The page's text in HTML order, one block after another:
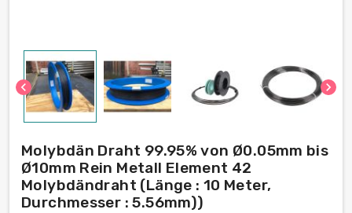
chevron_left chevron_right
Molybdän Draht 99.95% von Ø0.05mm bis
Ø10mm Rein Metall Element 42
Molybdändraht (Länge : 10 Meter,
Durchmesser : 5.56mm))